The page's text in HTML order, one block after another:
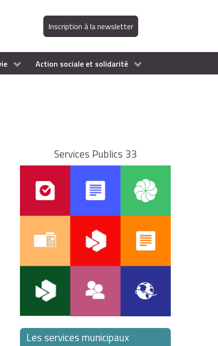
Inscription à la newsletter
Action sociale et solidarité
Services Publics 33
Les services municipaux